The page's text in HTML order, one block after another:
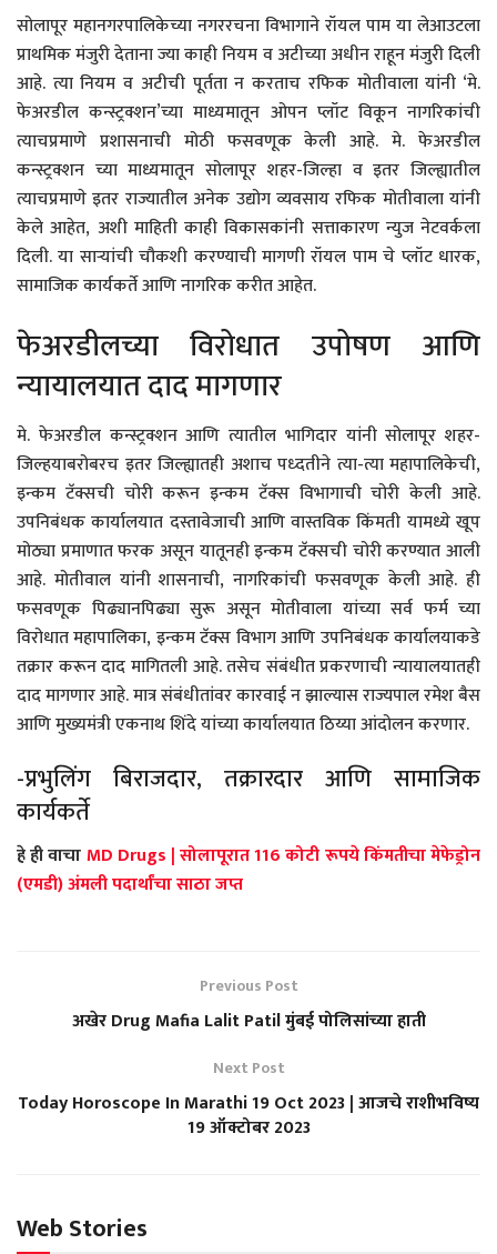
सोलापूर महानगरपालिकेच्या नगररचना विभागाने रॉयल पाम या लेआउटला
प्राथमिक मंजुरी देताना ज्या काही नियम व अटीच्या अधीन राहून मंजुरी दिली
आहे. त्या नियम व अटीची पूर्तता न करताच रफिक मोतीवाला यांनी ‘मे.
फेअरडील कन्स्ट्रक्शन’च्या माध्यमातून ओपन प्लॉट विकून नागरिकांची
त्याचप्रमाणे प्रशासनाची मोठी फसवणूक केली आहे. मे. फेअरडील
कन्स्ट्रक्शन च्या माध्यमातून सोलापूर शहर-जिल्हा व इतर जिल्ह्यातील
त्याचप्रमाणे इतर राज्यातील अनेक उद्योग व्यवसाय रफिक मोतीवाला यांनी
केले आहेत, अशी माहिती काही विकासकांनी सत्ताकारण न्युज नेटवर्कला
दिली. या साऱ्यांची चौकशी करण्याची मागणी रॉयल पाम चे प्लॉट धारक,
सामाजिक कार्यकर्ते आणि नागरिक करीत आहेत.
फेअरडीलच्या विरोधात उपोषण आणि
न्यायालयात दाद मागणार
मे. फेअरडील कन्स्ट्रक्शन आणि त्यातील भागिदार यांनी सोलापूर शहर-
जिल्हयाबरोबरच इतर जिल्ह्यातही अशाच पध्दतीने त्या-त्या महापालिकेची,
इन्कम टॅक्सची चोरी करून इन्कम टॅक्स विभागाची चोरी केली आहे.
उपनिबंधक कार्यालयात दस्तावेजाची आणि वास्तविक किंमती यामध्ये खूप
मोठ्या प्रमाणात फरक असून यातूनही इन्कम टॅक्सची चोरी करण्यात आली
आहे. मोतीवाल यांनी शासनाची, नागरिकांची फसवणूक केली आहे. ही
फसवणूक पिढ्यानपिढ्या सुरू असून मोतीवाला यांच्या सर्व फर्म च्या
विरोधात महापालिका, इन्कम टॅक्स विभाग आणि उपनिबंधक कार्यालयाकडे
तक्रार करून दाद मागितली आहे. तसेच संबंधीत प्रकरणाची न्यायालयातही
दाद मागणार आहे. मात्र संबंधीतांवर कारवाई न झाल्यास राज्यपाल रमेश बैस
आणि मुख्यमंत्री एकनाथ शिंदे यांच्या कार्यालयात ठिय्या आंदोलन करणार.
-प्रभुलिंग बिराजदार, तक्रारदार आणि सामाजिक
कार्यकर्ते
हे ही वाचाMD Drugs | सोलापूरात 116 कोटी रूपये किंमतीचा मेफेड्रोन
(एमडी) अंमली पदार्थांचा साठा जप्त
Previous Post
अखेर Drug Mafia Lalit Patil मुंबई पोलिसांच्या हाती
Next Post
Today Horoscope In Marathi 19 Oct 2023 | आजचे राशीभविष्य
19 ऑक्टोबर 2023
Web Stories